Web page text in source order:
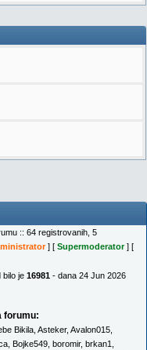
:: 64 registrovanih, 5
] [ Supermoderator] [
bilo je 16981 - dana 24 Jun 2026
forumu:
Bikila Asteker, Avalon015
Bojke549 boromir, brkan1